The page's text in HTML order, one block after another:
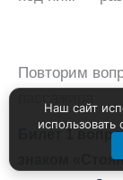
Повторим
Билет 1
знаком
Наш сайт
использовать